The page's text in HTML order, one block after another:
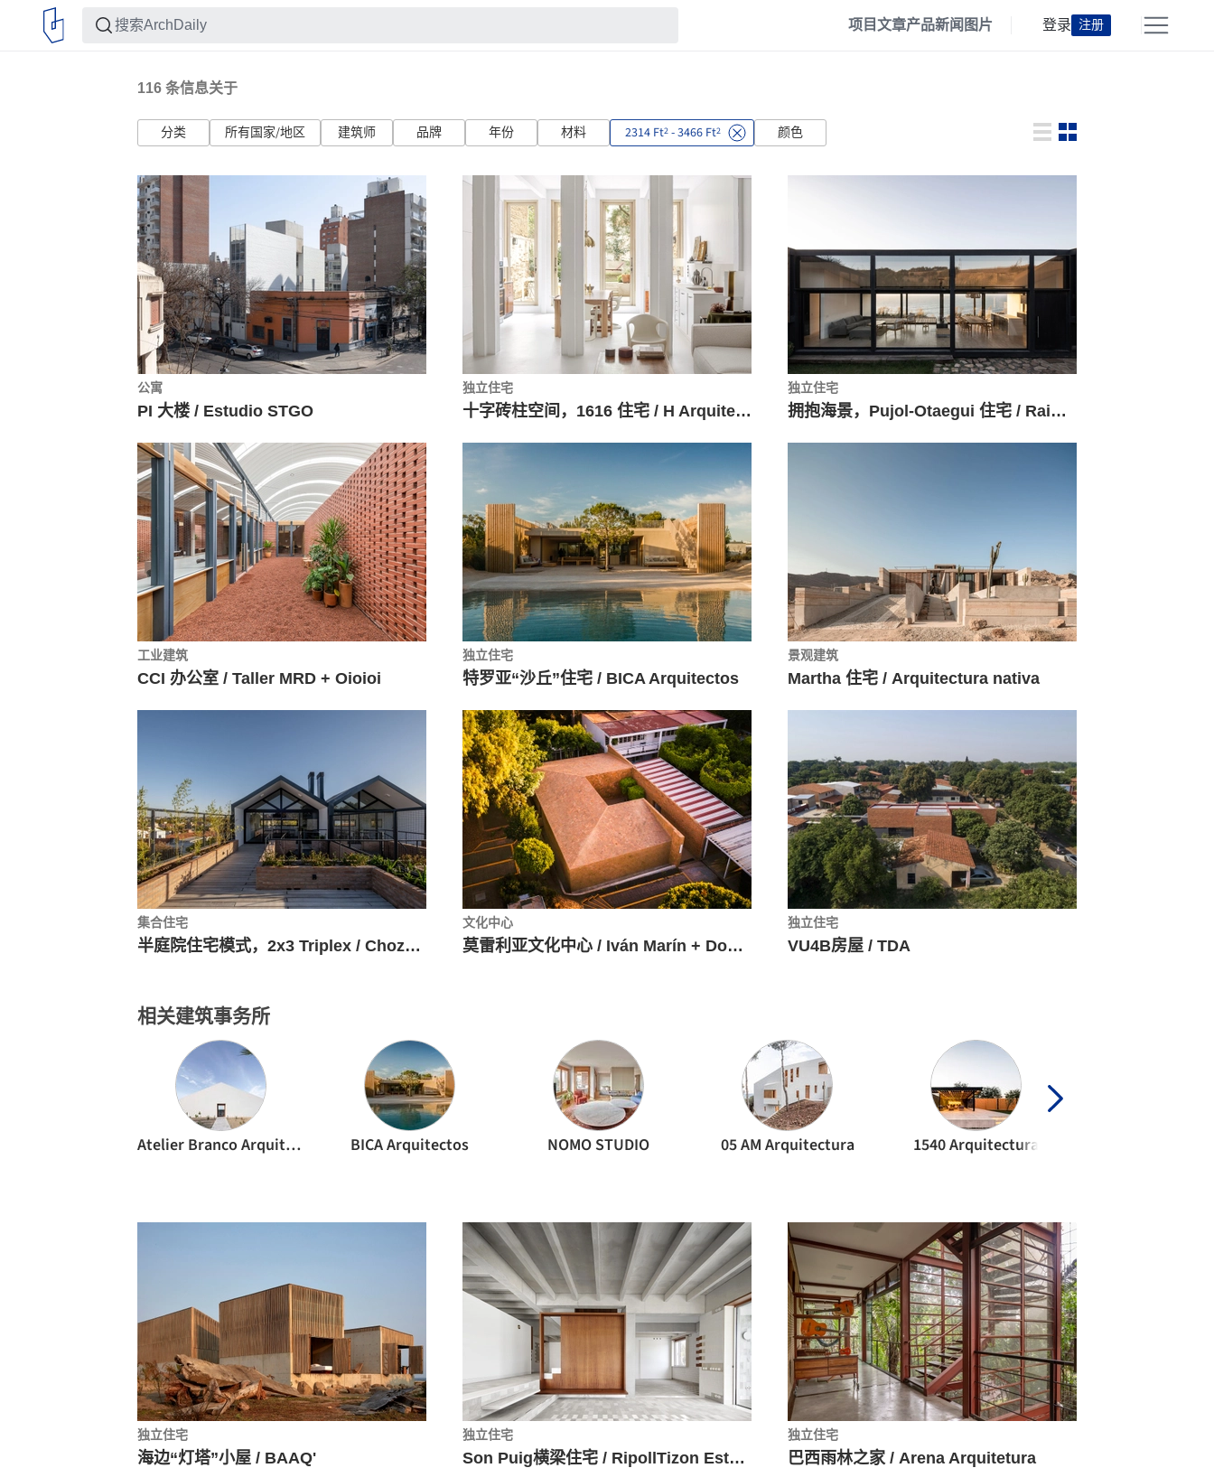
项目文章产品新闻 图片 登录 注册
116 条信息关于
分类 所有国家/地区 建筑师 品牌 年份 材料 2314 Ft2 - 3466 Ft2 颜色
公寓
PI 大楼 / Estudio STGO
独立住宅
十字砖柱空间，1616 住宅 / H Arquitectes
独立住宅
拥抱海景，Pujol-Otaegui 住宅 / Raimundo Gutierrez Frías
工业建筑
CCI 办公室 / Taller MRD + Oioioi
独立住宅
特罗亚“沙丘”住宅 / BICA Arquitectos
景观建筑
Martha 住宅 / Arquitectura nativa
集合住宅
半庭院住宅模式，2x3 Triplex / Choza. Espacio de Arquitectura
文化中心
莫雷利亚文化中心 / Iván Marín + Doho constructivo
独立住宅
VU4B房屋 / TDA
相关建筑事务所
Atelier Branco Arquitetura BICA Arquitectos NOMO STUDIO 05 AM Arquitectura 1540 Arquitectura
独立住宅
海边“灯塔”小屋 / BAAQ'
独立住宅
Son Puig横梁住宅 / RipollTizon Estudio de Arquitectura
独立住宅
巴西雨林之家 / Arena Arquitetura